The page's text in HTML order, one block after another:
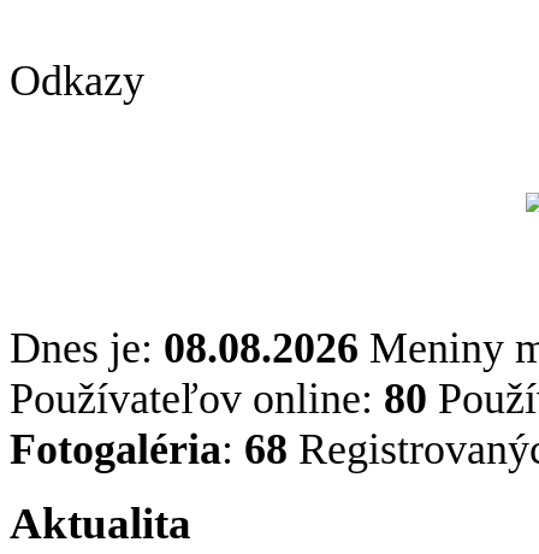
Odkazy
Dnes je: 08.08.2026 Meniny
Používateľov online: 80
Fotogaléria: 68
Aktualita